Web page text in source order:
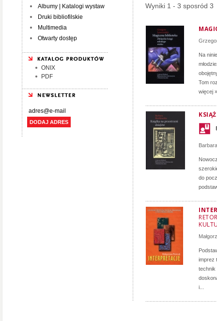
Albumy | Katalogi wystaw
Druki bibliofilskie
Multimedia
Otwarty dostęp
ONIX
PDF
DODAJ ADRES
Wyniki 1 - 3 sposród 3
Na
Tom
więcej »
do
imprez
technik
i...